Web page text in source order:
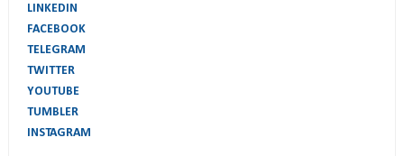
LINKEDIN
FACEBOOK
TELEGRAM
TWITTER
YOUTUBE
TUMBLER
INSTAGRAM